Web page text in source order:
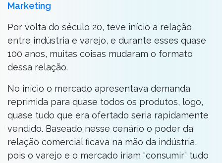
Marketing
Por volta do século 20, teve início a relação
entre indústria e varejo, e durante esses quase
100 anos, muitas coisas mudaram o formato
dessa relação.
No início o mercado apresentava demanda
reprimida para quase todos os produtos, logo,
quase tudo que era ofertado seria rapidamente
vendido. Baseado nesse cenário o poder da
relação comercial ficava na mão da indústria,
pois o varejo e o mercado iriam “consumir” tudo